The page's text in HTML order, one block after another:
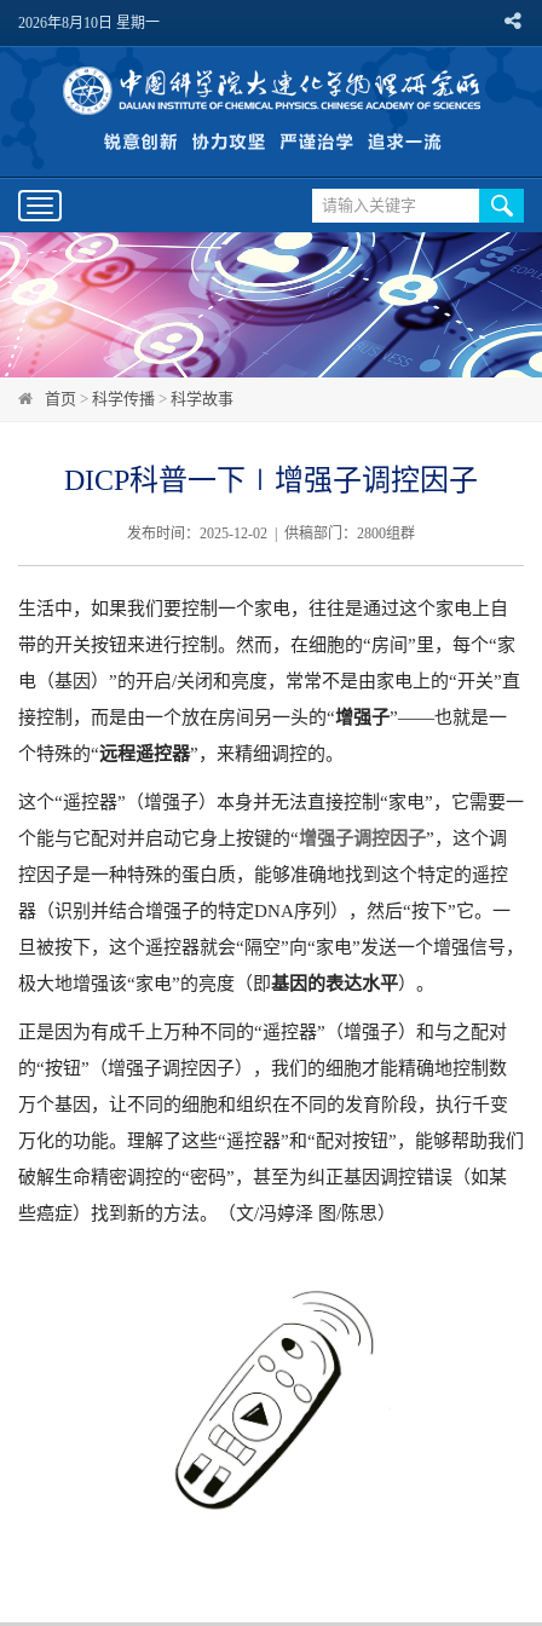
2026年8月10日 星期一
Toggle
navigation
首页 > 科学传播 > 科学故事
DICP科普一下∣增强子调控因子
发布时间：2025-12-02 | 供稿部门：2800组群
生活中，如果我们要控制一个家电，往往是通过这个家电上自
带的开关按钮来进行控制。然而，在细胞的“房间”里，每个“家
电（基因）”的开启/关闭和亮度，常常不是由家电上的“开关”直
接控制，而是由一个放在房间另一头的“增强子”——也就是一
个特殊的“远程遥控器”，来精细调控的。
这个“遥控器”（增强子）本身并无法直接控制“家电”，它需要一
个能与它配对并启动它身上按键的“增强子调控因子”，这个调
控因子是一种特殊的蛋白质，能够准确地找到这个特定的遥控
器（识别并结合增强子的特定DNA序列），然后“按下”它。一
旦被按下，这个遥控器就会“隔空”向“家电”发送一个增强信号，
极大地增强该“家电”的亮度（即基因的表达水平）。
正是因为有成千上万种不同的“遥控器”（增强子）和与之配对
的“按钮”（增强子调控因子），我们的细胞才能精确地控制数
万个基因，让不同的细胞和组织在不同的发育阶段，执行千变
万化的功能。理解了这些“遥控器”和“配对按钮”，能够帮助我们
破解生命精密调控的“密码”，甚至为纠正基因调控错误（如某
些癌症）找到新的方法。（文/冯婷泽 图/陈思）